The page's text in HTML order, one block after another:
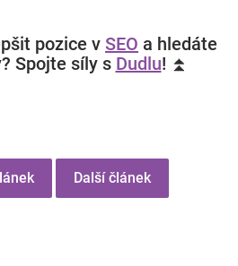
pozice v SEO a hledáte
Spojte síly s Dudlu! ⏫
Další článek